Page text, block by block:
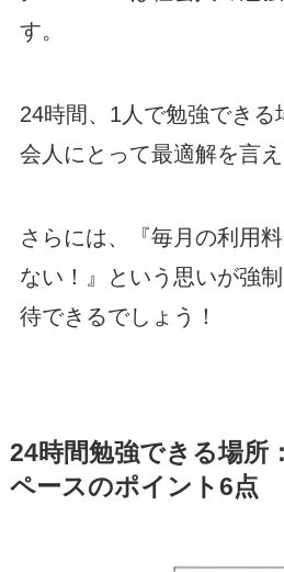
す。
24時間、1人で勉強できる
会人にとって最適解を言え
さらには、『毎月の利用
ない！』という思いが強
待できるでしょう！
24時間勉強できる場所
ペースのポイント6点